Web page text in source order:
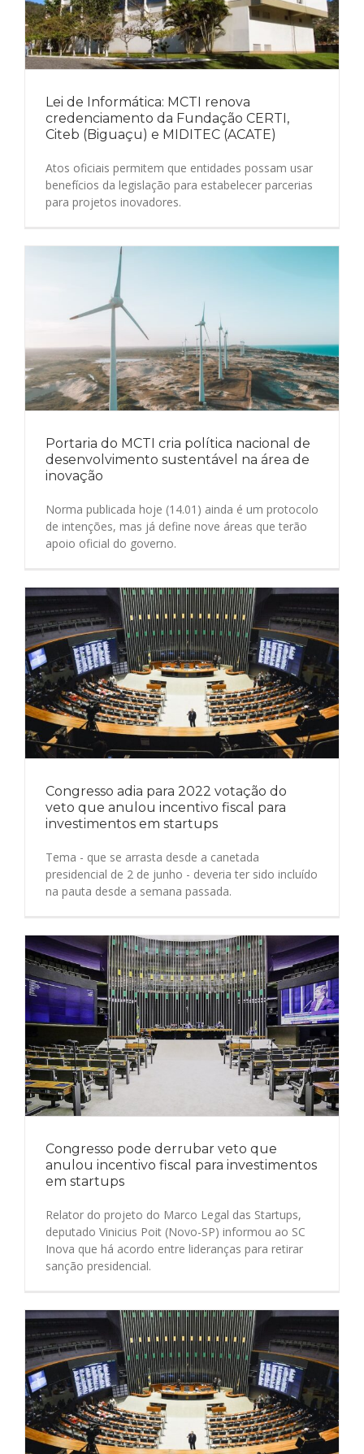
Lei de Informática: MCTI renova
credenciamento da Fundação CERTI,
Citeb (Biguaçu) e MIDITEC (ACATE)
Atos oficiais permitem que entidades possam usar
benefícios da legislação para estabelecer parcerias
para projetos inovadores.
Portaria do MCTI cria política nacional de
desenvolvimento sustentável na área de
inovação
Norma publicada hoje (14.01) ainda é um protocolo
de intenções, mas já define nove áreas que terão
apoio oficial do governo.
Congresso adia para 2022 votação do
veto que anulou incentivo fiscal para
investimentos em startups
Tema - que se arrasta desde a canetada
presidencial de 2 de junho - deveria ter sido incluído
na pauta desde a semana passada.
Congresso pode derrubar veto que
anulou incentivo fiscal para investimentos
em startups
Relator do projeto do Marco Legal das Startups,
deputado Vinicius Poit (Novo-SP) informou ao SC
Inova que há acordo entre lideranças para retirar
sanção presidencial.